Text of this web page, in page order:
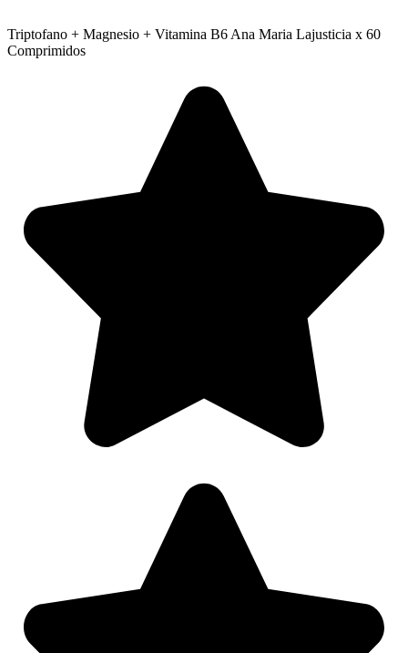
Triptofano + Magnesio + Vitamina B6 Ana Maria Lajusticia x 60
Comprimidos